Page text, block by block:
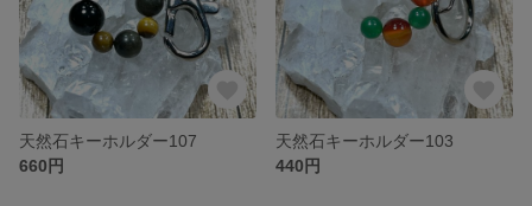
天然石キーホルダー107
660円
天然石キーホルダー103
440円